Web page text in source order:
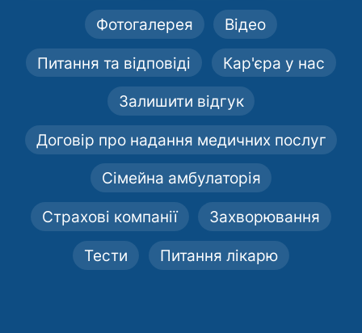
Фотогалерея Відео
Питання та відповіді Кар'єра у нас
Залишити відгук
Договір про надання медичних послуг
Сімейна амбулаторія
Страхові компанії Захворювання
Тести Питання лікарю